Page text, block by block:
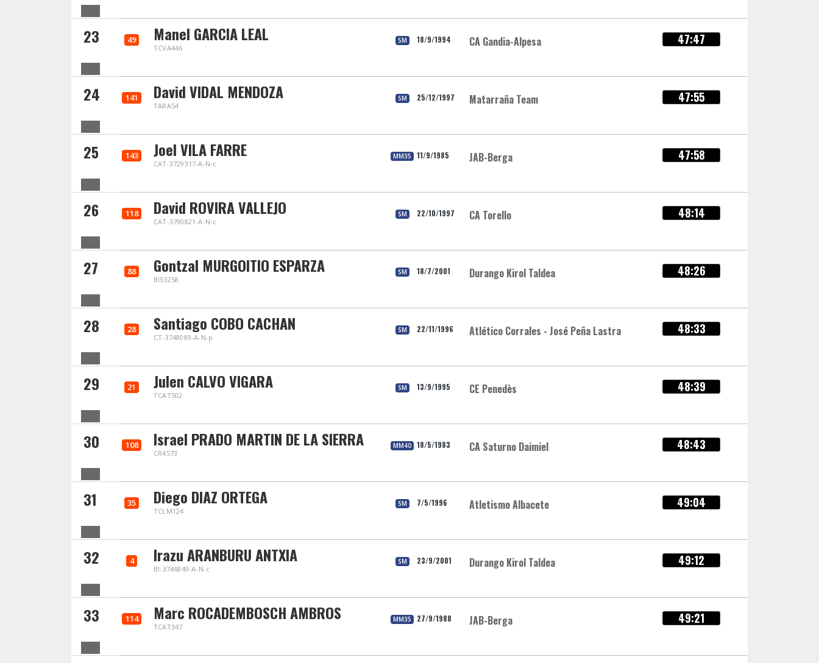
23 49 Manel GARCIA LEAL
TCVA446
SM 18/9/1994 CA Gandia-Alpesa 47:47
24 141 David VIDAL MENDOZA
TARA54
SM 25/12/1997 Matarraña Team 47:55
25 143 Joel VILA FARRE
CAT-3729317-A-N-c
MM35 11/9/1985 JAB-Berga 47:58
26 118 David ROVIRA VALLEJO
CAT-3790821-A-N-c
SM 22/10/1997 CA Torello 48:14
27 88 Gontzal MURGOITIO ESPARZA
BI53258
SM 18/7/2001 Durango Kirol Taldea 48:26
28 28 Santiago COBO CACHAN
CT-3748089-A-N-p
SM 22/11/1996 Atlético Corrales - José Peña Lastra 48:33
29 21 Julen CALVO VIGARA
TCAT502
SM 13/9/1995 CE Penedès 48:39
30 108 Israel PRADO MARTIN DE LA SIERRA
CR4573
MM40 18/5/1983 CA Saturno Daimiel 48:43
31 35 Diego DIAZ ORTEGA
TCLM124
SM 7/5/1996 Atletismo Albacete 49:04
32 4 Irazu ARANBURU ANTXIA
BI-3746849-A-N-c
SM 23/9/2001 Durango Kirol Taldea 49:12
33 114 Marc ROCADEMBOSCH AMBROS
TCAT347
MM35 27/9/1988 JAB-Berga 49:21